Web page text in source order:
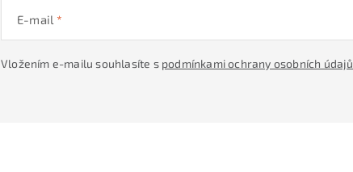
E-mail
Vložením e-mailu souhlasíte s podmínkami ochrany osobních údajů